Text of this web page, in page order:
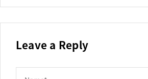
Leave a Reply